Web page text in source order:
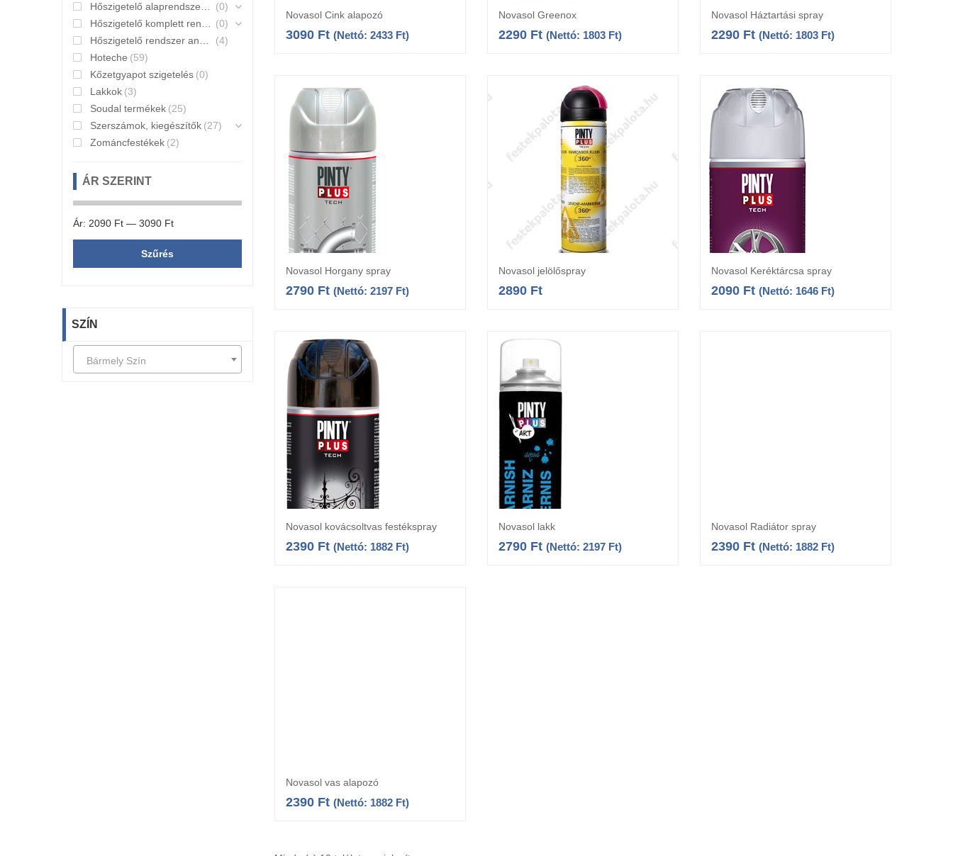
Kosárba teszem
Novasol Cink alapozó
3090 Ft (Nettó: 2433 Ft)
Kosárba teszem
Novasol Greenox
2290 Ft (Nettó: 1803 Ft)
Kosárba teszem
Novasol Háztartási spray
2290 Ft (Nettó: 1803 Ft)
Kosárba teszem
Novasol Horgany spray
2790 Ft (Nettó: 2197 Ft)
Opciók választása
Novasol jelölőspray
2890 Ft
Kosárba teszem
Novasol Keréktárcsa spray
2090 Ft (Nettó: 1646 Ft)
Kosárba teszem
Novasol kovácsoltvas festékspray
2390 Ft (Nettó: 1882 Ft)
Novasol lakk
2790 Ft (Nettó: 2197 Ft)
Kosárba teszem
Novasol Radiátor spray
2390 Ft (Nettó: 1882 Ft)
Kosárba teszem
Novasol vas alapozó
2390 Ft (Nettó: 1882 Ft)
Hőszigetelő alaprendszerek
(0)
Hőszigetelő komplett rendszerek
(0)
Hőszigetelő rendszer anyagai
(4)
Hoteche (59)
Kőzetgyapot szigetelés (0)
Lakkok (3)
Soudal termékek (25)
Szerszámok, kiegészítők (27)
Zománcfestékek (2)
ÁR SZERINT
Szűrés
Ár: 2090 Ft — 3090 Ft
SZÍN
Bármely Szín